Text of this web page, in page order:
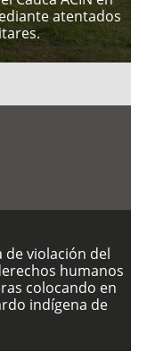
atentados
de violación del
humanos
colocando en
indígena de